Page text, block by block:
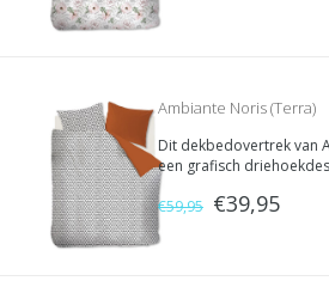
Ambiante Noris (Terra)
Dit dekbedovertrek van
een grafisch
effen terra. Het is
heeft een dubbele
€59,95 €39,95